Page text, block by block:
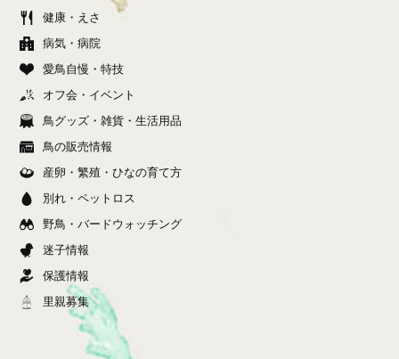
健康・えさ
病気・病院
愛鳥自慢・特技
オフ会・イベント
鳥グッズ・雑貨・生活用品
鳥の販売情報
産卵・繁殖・ひなの育て方
別れ・ペットロス
野鳥・バードウォッチング
迷子情報
保護情報
里親募集